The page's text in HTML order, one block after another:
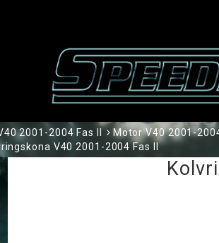
2001-2004 Fas II Motor V40 2001-2004
V40 2001-2004 Fas II